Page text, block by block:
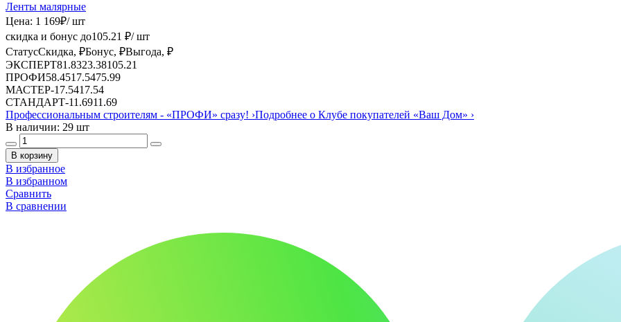
Ленты малярные
Цена: 1 169₽/ шт
скидка и бонус до105.21 ₽/ шт
СтатусСкидка, ₽Бонус, ₽Выгода, ₽
ЭКСПЕРТ81.8323.38105.21
ПРОФИ58.4517.5475.99
МАСТЕР-17.5417.54
СТАНДАРТ-11.6911.69
Профессиональным строителям - «ПРОФИ» сразу! ›Подробнее о Клубе покупателей «Ваш Дом» ›
В наличии: 29 шт
В корзину
В избранное
В избранном
Сравнить
В сравнении